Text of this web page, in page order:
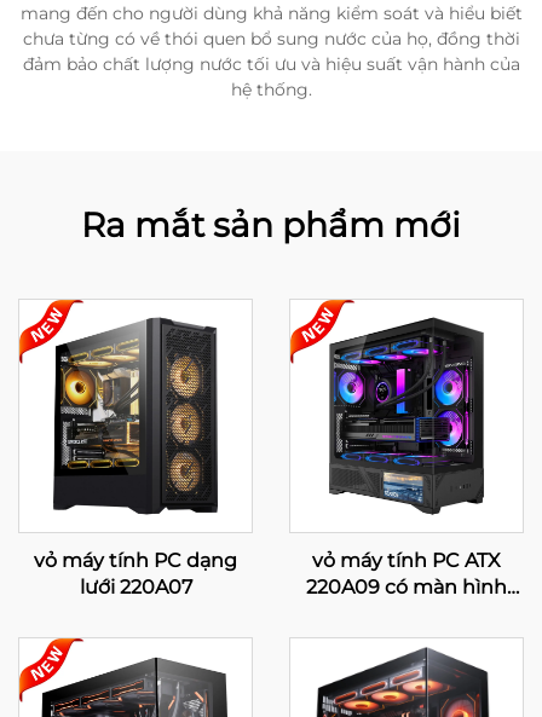
mang đến cho người dùng khả năng kiểm soát và hiểu biết
chưa từng có về thói quen bổ sung nước của họ, đồng thời
đảm bảo chất lượng nước tối ưu và hiệu suất vận hành của
hệ thống.
Ra mắt sản phẩm mới
vỏ máy tính PC dạng
lưới 220A07
vỏ máy tính PC ATX
220A09 có màn hình